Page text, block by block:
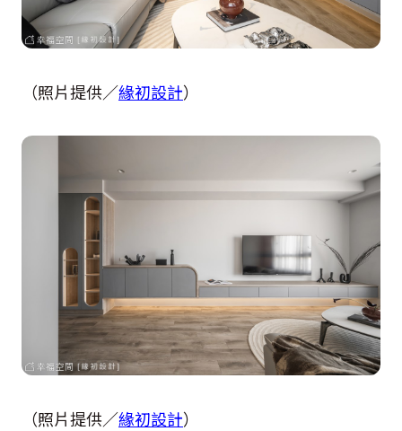
（照片提供／緣初設計）
（照片提供／緣初設計）